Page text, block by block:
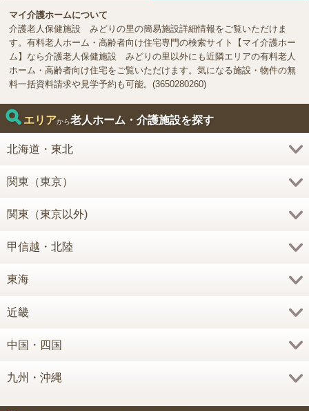
マイ介護ホームについて
介護老人保健施設 みどりの里の簡易施設詳細情報をご覧いただけま
す。有料老人ホーム・高齢者向け住宅専門の検索サイト【マイ介護ホー
ム】なら介護老人保健施設 みどりの里以外にも近隣エリアの有料老人
ホーム・高齢者向け住宅をご覧いただけます。気になる施設・物件の無
料一括資料請求や見学予約も可能。(3650280260)
エリアから老人ホーム・介護施設を探す
北海道・東北
関東（東京）
関東（東京以外)
甲信越・北陸
東海
近畿
中国・四国
九州・沖縄